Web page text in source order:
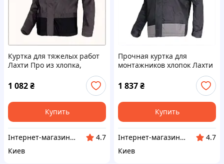
Куртка для тяжелых работ
Лахти Про из хлопка,
1 082₴
Купить
Інтернет-магазин ShopNow
4.7
Киев
Прочная куртка для
монтажников хлопок Лахти
1 837₴
Купить
Інтернет-магазин ShopNow
4.7
Киев